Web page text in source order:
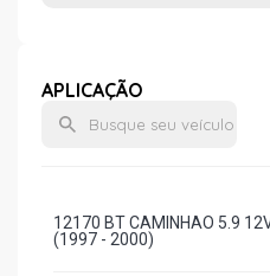
APLICAÇÃO
12170 BT CAMINHAO 5.9
(1997 - 2000)